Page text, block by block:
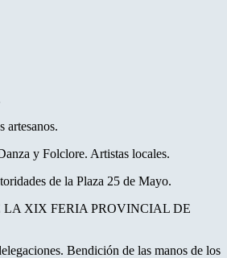
artesanos.
y Folclore. Artistas locales.
de la Plaza 25 de Mayo.
LA XIX FERIA PROVINCIAL DE
Bendición de las manos de los